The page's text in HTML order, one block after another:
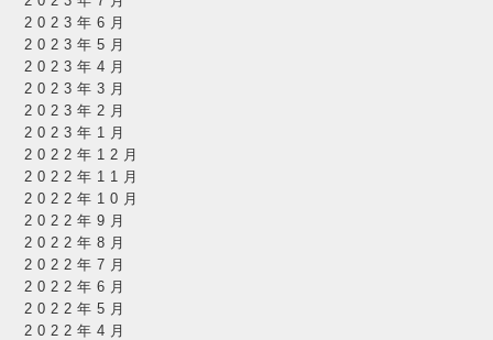
2023年6月
2023年5月
2023年4月
2023年3月
2023年2月
2023年1月
2022年12月
2022年11月
2022年10月
2022年9月
2022年8月
2022年7月
2022年6月
2022年5月
2022年4月